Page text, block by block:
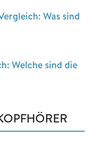
Was sind
Welche sind die